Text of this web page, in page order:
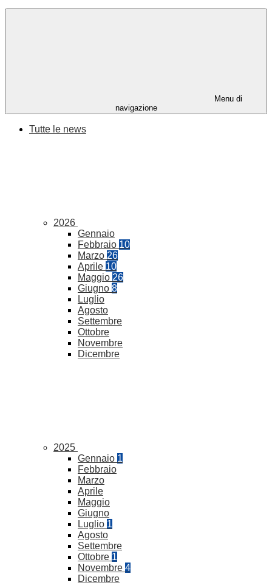
Menu di
navigazione
Tutte le news
2026
Gennaio
Febbraio 10
Marzo 26
Aprile 10
Maggio 26
Giugno 8
Luglio
Agosto
Settembre
Ottobre
Novembre
Dicembre
2025
Gennaio 1
Febbraio
Marzo
Aprile
Maggio
Giugno
Luglio 1
Agosto
Settembre
Ottobre 1
Novembre 4
Dicembre